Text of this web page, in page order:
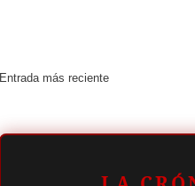
Entrada más reciente